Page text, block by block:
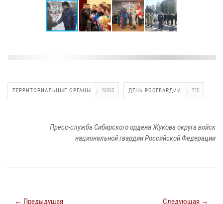
ТЕРРИТОРИАЛЬНЫЕ ОРГАНЫ 28595 ДЕНЬ РОСГВАРДИИ 725
Пресс-служба Сибирского ордена Жукова округа войск
национальной гвардии Российской Федерации
← Предыдущая Следующая →